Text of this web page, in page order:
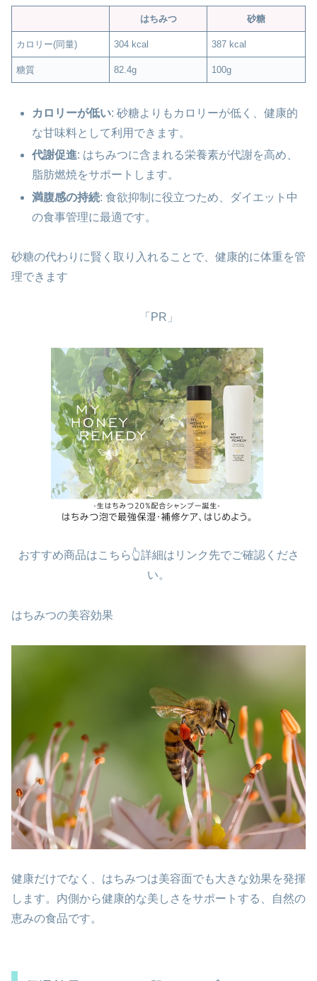
はちみつ 砂糖
カロリー(同量) 304 kcal 387 kcal
糖質 82.4g 100g
カロリーが低い: 砂糖よりもカロリーが低く、健康的
な甘味料として利用できます。
代謝促進: はちみつに含まれる栄養素が代謝を高め、
脂肪燃焼をサポートします。
満腹感の持続: 食欲抑制に役立つため、ダイエット中
の食事管理に最適です。
砂糖の代わりに賢く取り入れることで、健康的に体重を管
理できます
「PR」
おすすめ商品はこちら👆詳細はリンク先でご確認くださ
い。
はちみつの美容効果
健康だけでなく、はちみつは美容面でも大きな効果を発揮
します。内側から健康的な美しさをサポートする、自然の
恵みの食品です。